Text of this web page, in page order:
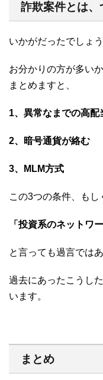
詐欺案件とは、
いかがだったでしょう
お分かりの方が多い
まとめますと、
1、異常なまでの高配
2、暗号通貨が絡む
3、MLM方式
この3つの条件、もし
「投資系のネットワ
と言っても過言では
過去にあったこうし
います。
まとめ